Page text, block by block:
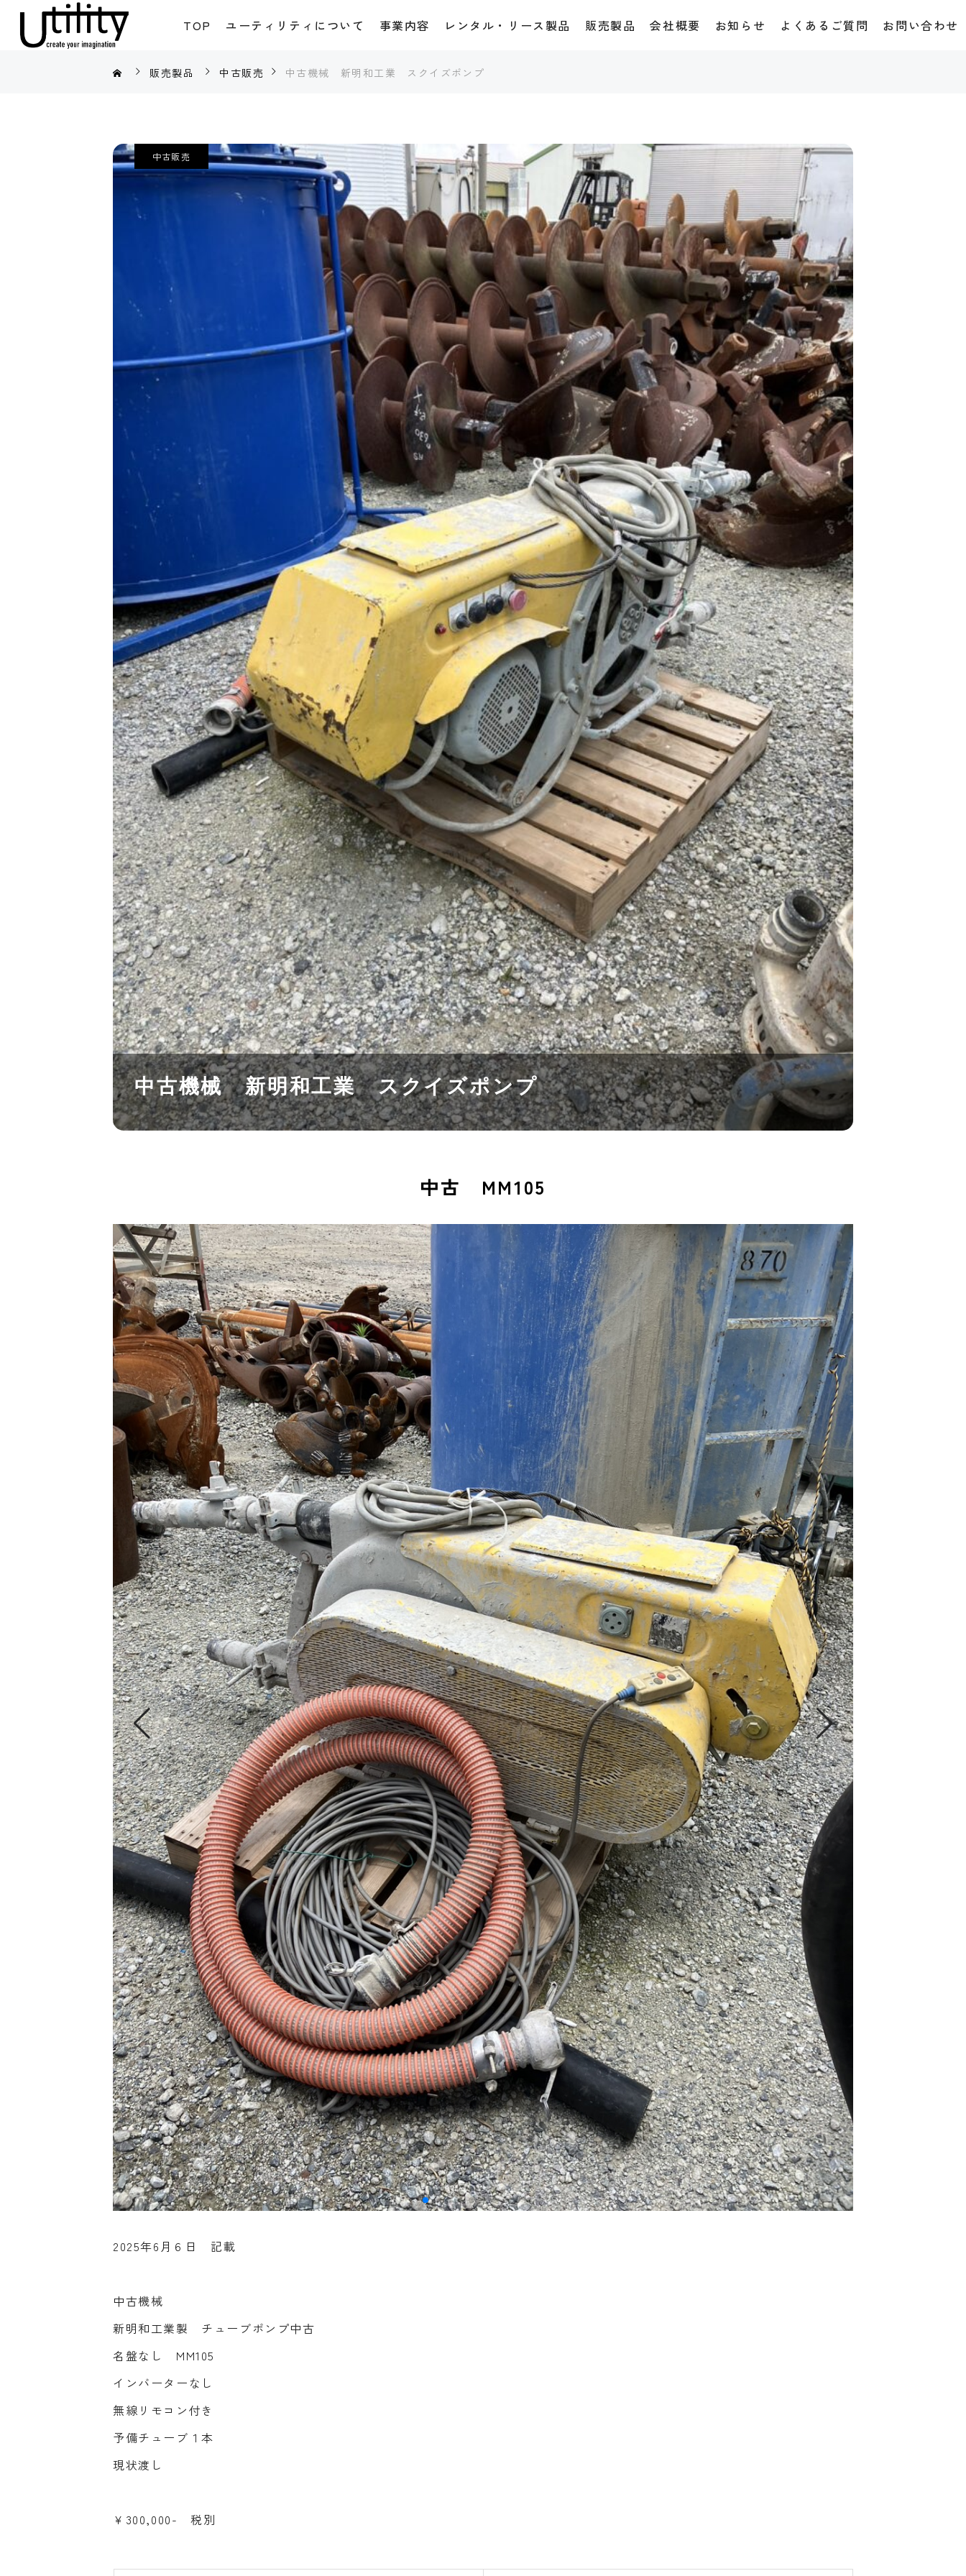
TOP ユーティリティについて 事業内容 レンタル・リース製品 販売製品 会社概要 お知らせ よくあるご質問 お問い合わせ
販売製品 中古販売 ​中古機械 新明和工業 スクイズポンプ
​中古機械 新明和工業 スクイズポンプ
中古販売
中古 MM105
2025年6月６日 記載
中古機械
新明和工業製 チューブポンプ中古
名盤なし MM105
インバーターなし
無線リモコン付き
予備チューブ１本
現状渡し
￥300,000- 税別